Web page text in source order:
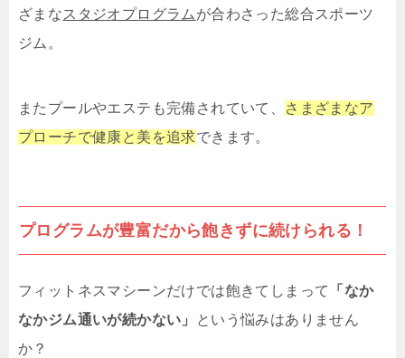
ざまなスタジオプログラム が合わさった総合スポーツ
ジム。
またプールやエステも完備されていて、
さまざまなア
プローチで健康と美を追求できます。
プログラムが豊富だから飽きずに続けられる！
フィットネスマシーンだけでは飽きてしまって
「なか
なかジム通いが続かない」
という悩みはありません
か？